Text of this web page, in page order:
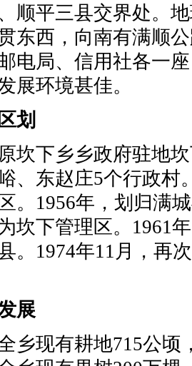
顺平三县交界处。
东西，向南有满顺
电局、信用社各一
展环境甚佳。
划
下乡乡政府驻地坎
、东赵庄5个行政村
。1956年，划归满
坎下管理区。1961
。1974年11月，再
展
现有耕地715公顷